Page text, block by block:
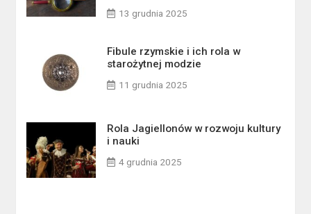
13 grudnia 2025
Fibule rzymskie i ich rola w
starożytnej modzie
11 grudnia 2025
Rola Jagiellonów w rozwoju kultury
i nauki
4 grudnia 2025